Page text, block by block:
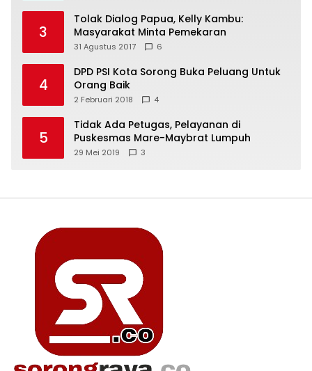
3
Tolak Dialog Papua, Kelly Kambu:
Masyarakat Minta Pemekaran
31 Agustus 2017 6
4
DPD PSI Kota Sorong Buka Peluang Untuk
Orang Baik
2 Februari 2018 4
5
Tidak Ada Petugas, Pelayanan di
Puskesmas Mare-Maybrat Lumpuh
29 Mei 2019 3